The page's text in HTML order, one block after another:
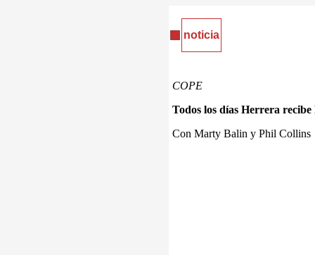
noticia
COPE
Todos los días Herrera
Con Marty Balin y Phil Collins